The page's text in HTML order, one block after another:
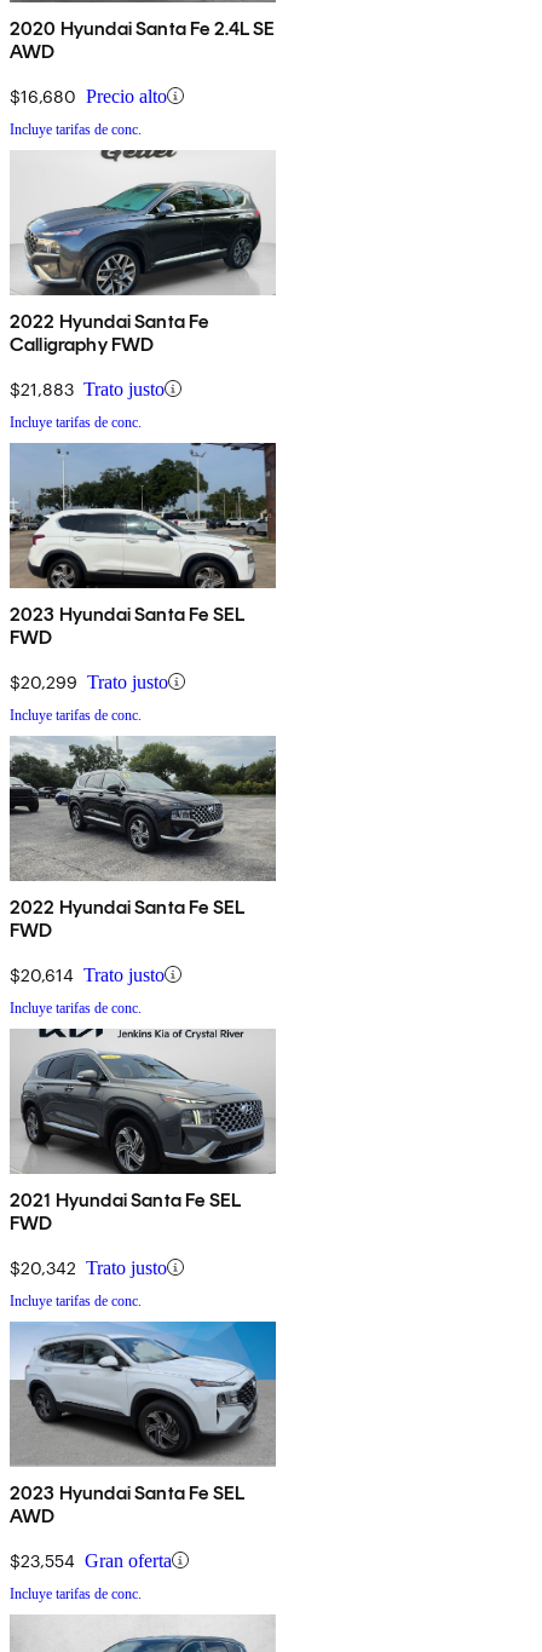
2020 Hyundai Santa Fe 2.4L SE
AWD
$16,680 Precio alto
Incluye tarifas de conc.
2022 Hyundai Santa Fe
Calligraphy FWD
$21,883 Trato justo
Incluye tarifas de conc.
2023 Hyundai Santa Fe SEL
FWD
$20,299 Trato justo
Incluye tarifas de conc.
2022 Hyundai Santa Fe SEL
FWD
$20,614 Trato justo
Incluye tarifas de conc.
2021 Hyundai Santa Fe SEL
FWD
$20,342 Trato justo
Incluye tarifas de conc.
2023 Hyundai Santa Fe SEL
AWD
$23,554 Gran oferta
Incluye tarifas de conc.